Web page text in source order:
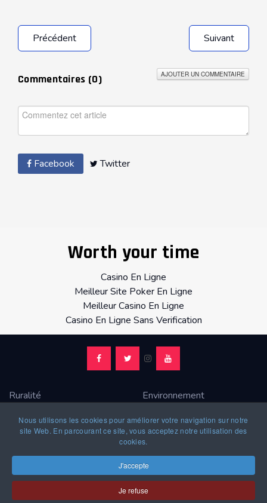
Précédent Suivant
Commentaires (0) AJOUTER UN COMMENTAIRE
Facebook Twitter
Worth your time
Casino En Ligne
Meilleur Site Poker En Ligne
Meilleur Casino En Ligne
Casino En Ligne Sans Verification
Ruralité
Contact
Environnement
Newslettre
Echos des médias
Adhérer
Billets d'humeur
Participer
Faire un don
Nous utilisons les cookies pour améliorer votre navigation sur notre
site Web. En parcourant ce site, vous acceptez notre utilisation des
cookies.
J'accepte
Je refuse